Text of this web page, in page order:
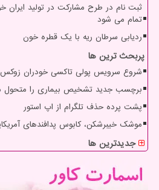
تمام می شود
ردیابی سرطان ریه با یک قطره خون
پربحث ترین ها
شروع سرویس پولی تاکسی خودران زوکس
برچسب جدید تشخیص بیماری را متحول
پشت پرده حذف تلگرام از اپ استور
موشک خیبرشکن، کابوس پدافندهای
جدیدترین ها